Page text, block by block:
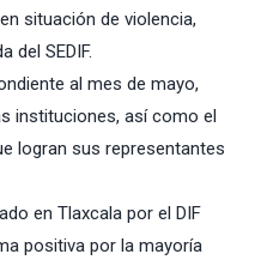
situación de violencia,
del SEDIF.
al mes de mayo,
instituciones, así como el
logran sus representantes
en Tlaxcala por el DIF
positiva por la mayoría